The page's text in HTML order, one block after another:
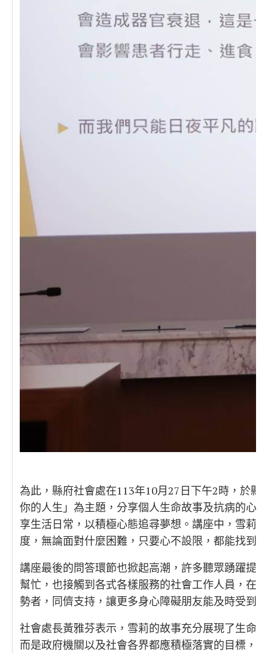
為此，縣府社會處在113年10月27日下午2時，於
你的人生」為主題，分享個人生命故事及抗病的心
享生活日常，以積極心態追尋夢想。講座中，雪莉
度，無論面對什麼困難，只要心不設限，都能找到
講座最後的問答環節也掀起高潮，許多聽眾踴躍提
幫忙，也接觸到各式各樣服務的社會工作人員，在
勢者，同儕支持，讓更多身心障礙朋友能及時受到
社會處長黃雅芬表示，雪莉的故事充分展現了生命
而是政府機關以及社會各界都應積極落實的目標，